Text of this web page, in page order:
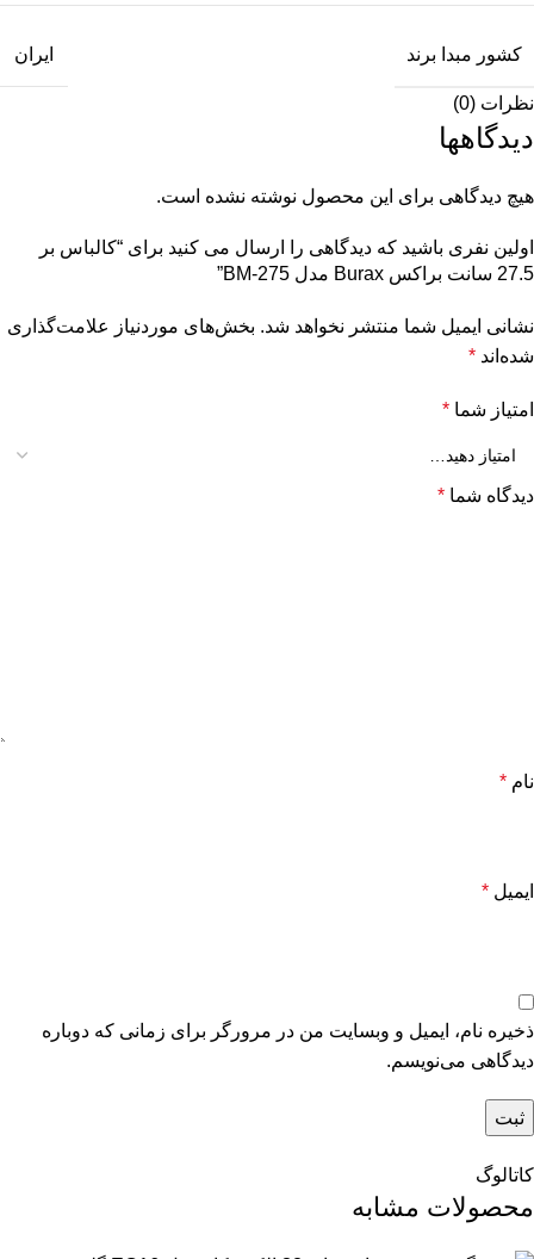
کشور مبدا برند ایران
نظرات (0)
دیدگاهها
هیچ دیدگاهی برای این محصول نوشته نشده است.
اولین نفری باشید که دیدگاهی را ارسال می کنید برای “کالباس بر
27.5 سانت براکس Burax مدل BM-275”
نشانی ایمیل شما منتشر نخواهد شد. بخش‌های موردنیاز علامت‌گذاری
شده‌اند *
امتیاز شما *
دیدگاه شما *
نام *
ایمیل *
ذخیره نام، ایمیل و وبسایت من در مرورگر برای زمانی که دوباره
دیدگاهی می‌نویسم.
کاتالوگ
محصولات مشابه